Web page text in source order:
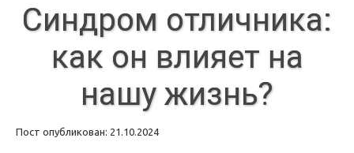
Синдром отличника:
как он влияет на
нашу жизнь?
Пост опубликован: 21.10.2024